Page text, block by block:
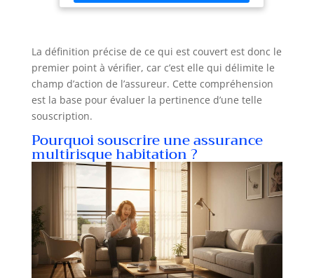
corps en acier de calibre 14), avec 2 pênes en bord
et charnières anti-forçage dissimulées. Facile à
matériel pour une installation au sol et murale.
Dimensions du produit : Extérieur : 35 cm L x 33
cm P x 50 cm H; Intérieur : 34,5 cm L x 26,3 cm P x
49,6 cm H.
La définition précise de ce qui est couvert est donc le
premier point à vérifier, car c’est elle qui délimite le
champ d’action de l’assureur. Cette compréhension
est la base pour évaluer la pertinence d’une telle
souscription.
Pourquoi souscrire une assurance
multirisque habitation ?